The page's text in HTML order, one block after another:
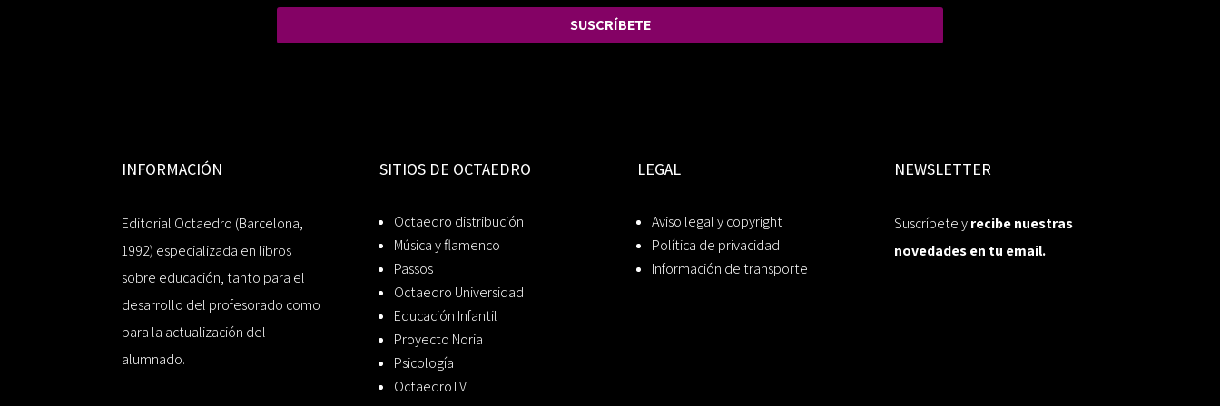
SUSCRÍBETE
INFORMACIÓN
Editorial Octaedro (Barcelona,
1992) especializada en libros
sobre educación, tanto para el
desarrollo del profesorado como
para la actualización del
alumnado.
SITIOS DE OCTAEDRO
Octaedro distribución
Música y flamenco
Passos
Octaedro Universidad
Educación Infantil
Proyecto Noria
Psicología
OctaedroTV
LEGAL
Aviso legal y copyright
Política de privacidad
Información de transporte
NEWSLETTER
Suscríbete yrecibe nuestras
novedades en tu email.